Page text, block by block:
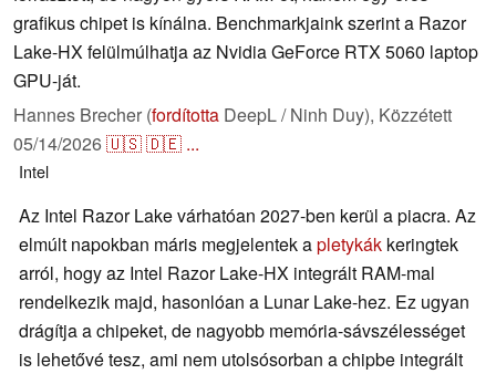
grafikus chipet is kínálna. Benchmarkjaink szerint a Razor
Lake-HX felülmúlhatja az Nvidia GeForce RTX 5060 laptop
GPU-ját.
Hannes Brecher (fordította DeepL / Ninh Duy), Közzétett
05/14/2026🇺🇸🇩🇪 ...
Intel
Az Intel Razor Lake várhatóan 2027-ben kerül a piacra. Az
elmúlt napokban máris megjelentek apletykák keringtek
arról, hogy az Intel Razor Lake-HX integrált RAM-mal
rendelkezik majd, hasonlóan a Lunar Lake-hez. Ez ugyan
drágítja a chipeket, de nagyobb memória-sávszélességet
is lehetővé tesz, ami nem utolsósorban a chipbe integrált